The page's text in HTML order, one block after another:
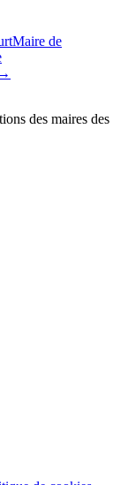
Maire de
des maires des